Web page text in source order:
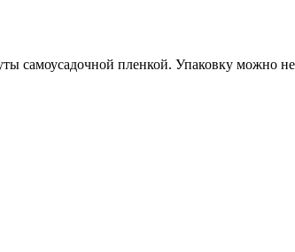
самоусадочной пленкой. Упаковку можно